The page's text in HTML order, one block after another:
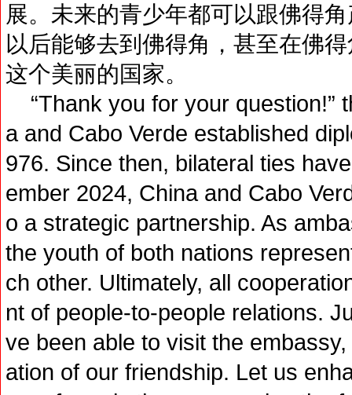
展。未来的青少年都可以跟佛得
以后能够去到佛得角，甚至在佛
这个美丽的国家。
“Thank you for your question!”
a and Cabo Verde established
976. Since then, bilateral ties
ember 2024, China and Cabo
o a strategic partnership. As
the youth of both nations
ch other. Ultimately, all
nt of people-to-people relations.
ve been able to visit the
ation of our friendship. Let us